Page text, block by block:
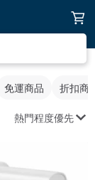
免運商品 折扣商
熱門程度優先